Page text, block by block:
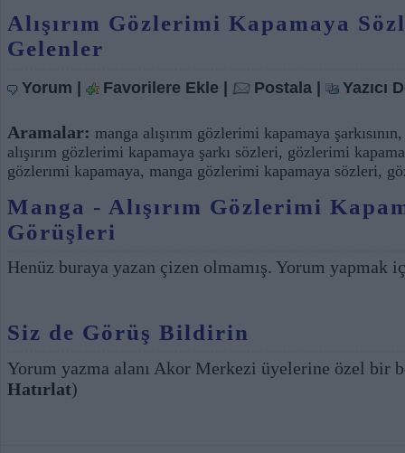
Alışırım Gözlerimi Kapamaya
Gelenler
Yorum | Favorilere Ekle | Postala | Yazıcı
Aramalar: manga alışırım gözlerimi kapamaya şarkısının
alışırım gözlerimi kapamaya şarkı sözleri, gözlerimi
gözlerımi kapamaya, manga gözlerimi kapamaya sözleri,
Manga - Alışırım Gözlerimi
Görüşleri
Henüz buraya yazan çizen olmamış. Yorum yapmak
Siz de Görüş Bildirin
Yorum yazma alanı Akor Merkezi üyelerine özel bir
Hatırlat)